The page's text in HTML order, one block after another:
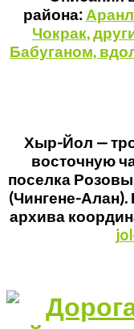
района:
Чокрак,
Бабуганом,
Хыр-Йол —
восточную
поселка
(Чингене-Алан).
архива